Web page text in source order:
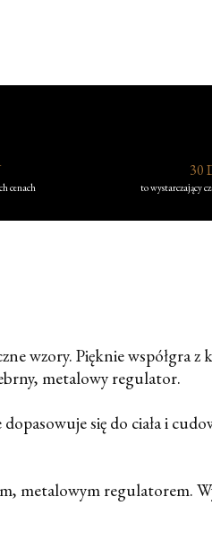
cenach
30
to wystarczający
wzory. Pięknie współgra z
metalowy regulator.
się do ciała i
metalowym regulatorem.